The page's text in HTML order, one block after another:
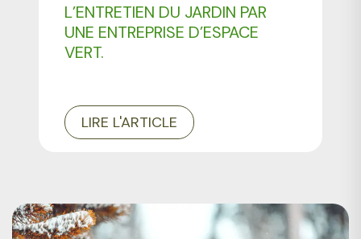
L’ENTRETIEN DU JARDIN PAR
UNE ENTREPRISE D’ESPACE
VERT.
LIRE L'ARTICLE